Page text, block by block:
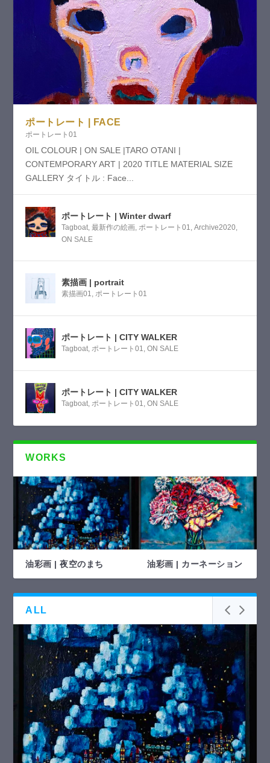
ポートレート | FACE
ポートレート01
OIL COLOUR | ON SALE |TARO OTANI |
CONTEMPORARY ART | 2020 TITLE MATERIAL SIZE
GALLERY タイトル : Face...
ポートレート | Winter dwarf
Tagboat,最新作の絵画,ポートレート01,Archive2020,
ON SALE
素描画 | portrait
素描画01,ポートレート01
ポートレート | CITY WALKER
Tagboat,ポートレート01,ON SALE
ポートレート | CITY WALKER
Tagboat,ポートレート01,ON SALE
WORKS
油彩画 | 夜空のまち 油彩画 | カーネーション
ALL